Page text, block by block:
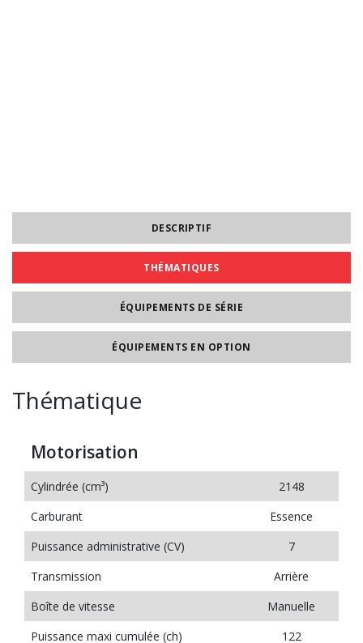
DESCRIPTIF
THÉMATIQUES
ÉQUIPEMENTS DE SÉRIE
ÉQUIPEMENTS EN OPTION
Thématique
Motorisation
Cylindrée (cm³)
2148
Carburant
Essence
Puissance administrative (CV)
7
Transmission
Arrière
Boîte de vitesse
Manuelle
Puissance maxi cumulée (ch)
122